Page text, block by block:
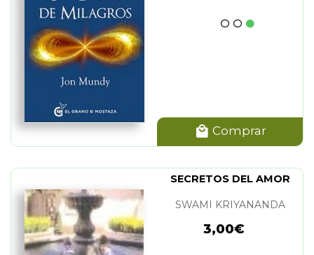
Comprar
SECRETOS DEL AMOR
SWAMI KRIYANANDA
3,00€